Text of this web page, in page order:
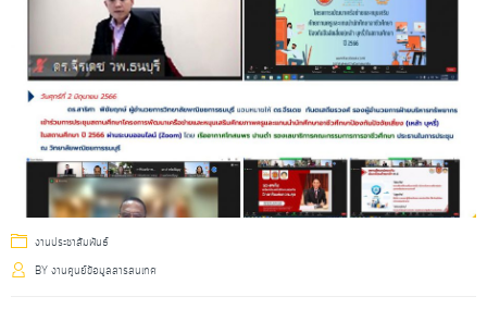
งานประชาสัมพันธ์
BY งานศูนย์ข้อมูลสารสนเทศ